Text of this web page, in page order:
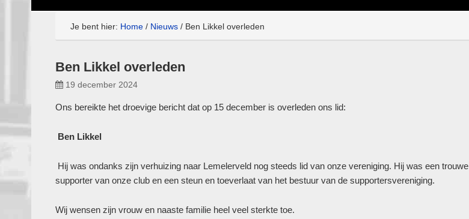
Je bent hier: Home / Nieuws / Ben Likkel overleden
Ben Likkel overleden
19 december 2024
Ons bereikte het droevige bericht dat op 15 december is overleden ons lid:
Ben Likkel
Hij was ondanks zijn verhuizing naar Lemelerveld nog steeds lid van onze vereniging. Hij was een trouwe
supporter van onze club en een steun en toeverlaat van het bestuur van de supportersvereniging.
Wij wensen zijn vrouw en naaste familie heel veel sterkte toe.